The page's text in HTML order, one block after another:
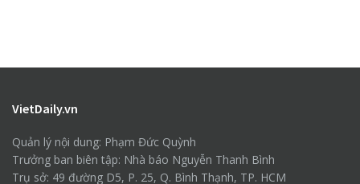
VietDaily.vn
Quản lý nội dung: Phạm Đức Quỳnh
Trưởng ban biên tập: Nhà báo Nguyễn Thanh Bình
Trụ sở: 49 đường D5, P. 25, Q. Bình Thạnh, TP. HCM